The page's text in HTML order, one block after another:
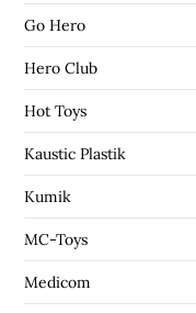
Go Hero
Hero Club
Hot Toys
Kaustic Plastik
Kumik
MC-Toys
Medicom